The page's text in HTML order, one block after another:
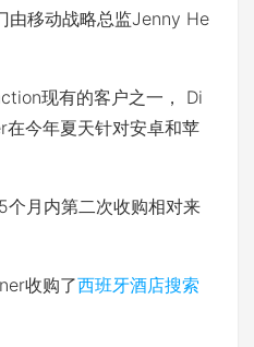
由移动战略总监Jenny He
现有的客户之一， Di
今年夏天针对安卓和苹
月内第二次收购相对来
收购了西班牙酒店搜索